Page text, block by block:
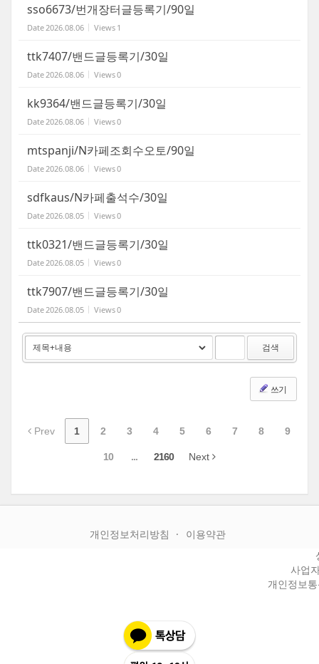
sso6673/번개장터글등록기/90일
Date 2026.08.06 Views 1
ttk7407/밴드글등록기/30일
Date 2026.08.06 Views0
kk9364/밴드글등록기/30일
Date 2026.08.06 Views0
mtspanji/N카페조회수오토/90일
Date 2026.08.06 Views0
sdfkaus/N카페출석수/30일
Date 2026.08.05 Views0
ttk0321/밴드글등록기/30일
Date 2026.08.05 Views0
ttk7907/밴드글등록기/30일
Date 2026.08.05 Views0
검색
쓰기
Prev 1 2 3 4 5 6 7 8 9
10 ... 2160 Next
개인정보처리방침
이용약관
사업
개인정보